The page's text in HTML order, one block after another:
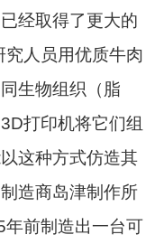
经取得了更大的
人员用优质牛肉
生物组织（脂
打印机将它们组
这种方式仿造其
造商岛津制作所
前制造出一台可